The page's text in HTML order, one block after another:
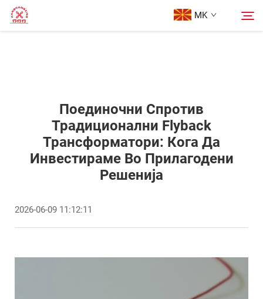
MK
Производи
Блог
Поединочни Спротив
Традиционални Flyback
Трансформатори: Кога Да
Инвестираме Во Прилагодени
Решенија
2026-06-09 11:12:11